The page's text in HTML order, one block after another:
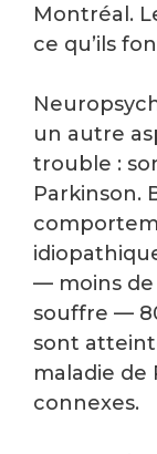
Montréal.
ce qu’ils
un autre
trouble :
Parkinson.
— moins de
souffre —
sont
maladie de
connexes.